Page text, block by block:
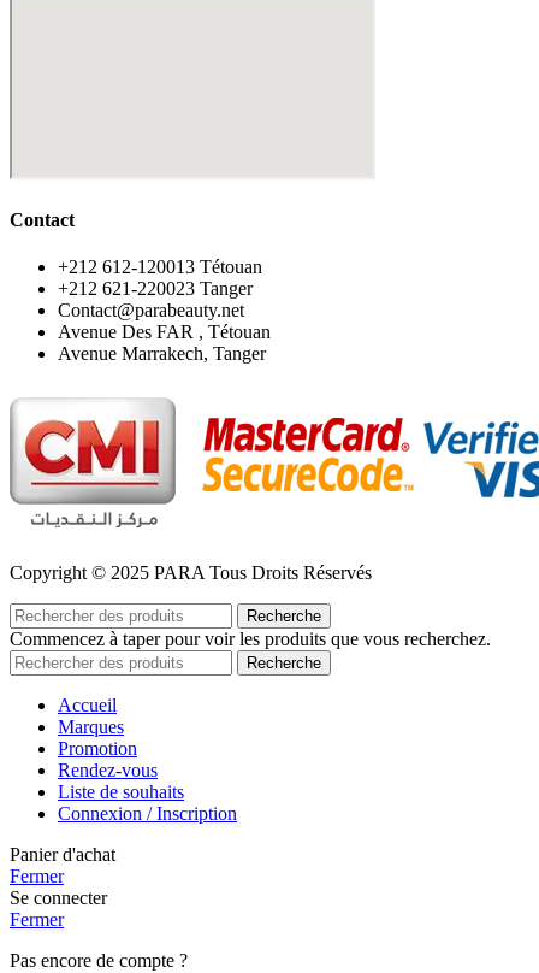
Contact
‪+212 612-120013 Tétouan
‪+212 621-220023 Tanger
Contact@parabeauty.net
Avenue Des FAR , Tétouan
Avenue Marrakech, Tanger
Copyright © 2025 PARA Tous Droits Réservés
Recherche
Commencez à taper pour voir les produits que vous recherchez.
Recherche
Accueil
Marques
Promotion
Rendez-vous
Liste de souhaits
Connexion / Inscription
Panier d'achat
Fermer
Se connecter
Fermer
Pas encore de compte ?